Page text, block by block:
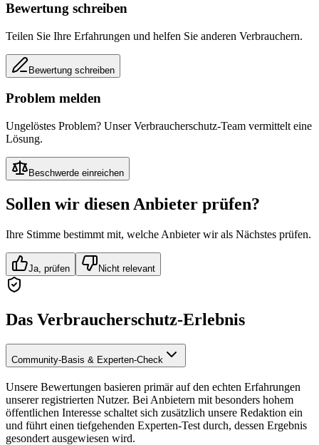
Bewertung schreiben
Teilen Sie Ihre Erfahrungen und helfen Sie anderen Verbrauchern.
Bewertung schreiben
Problem melden
Ungelöstes Problem? Unser Verbraucherschutz-Team vermittelt eine
Lösung.
Beschwerde einreichen
Sollen wir diesen Anbieter prüfen?
Ihre Stimme bestimmt mit, welche Anbieter wir als Nächstes prüfen.
Ja, prüfen Nicht relevant
Das Verbraucherschutz-Erlebnis
Community-Basis & Experten-Check
Unsere Bewertungen basieren primär auf den echten Erfahrungen
unserer registrierten Nutzer. Bei Anbietern mit besonders hohem
öffentlichen Interesse schaltet sich zusätzlich unsere Redaktion ein
und führt einen tiefgehenden Experten-Test durch, dessen Ergebnis
gesondert ausgewiesen wird.